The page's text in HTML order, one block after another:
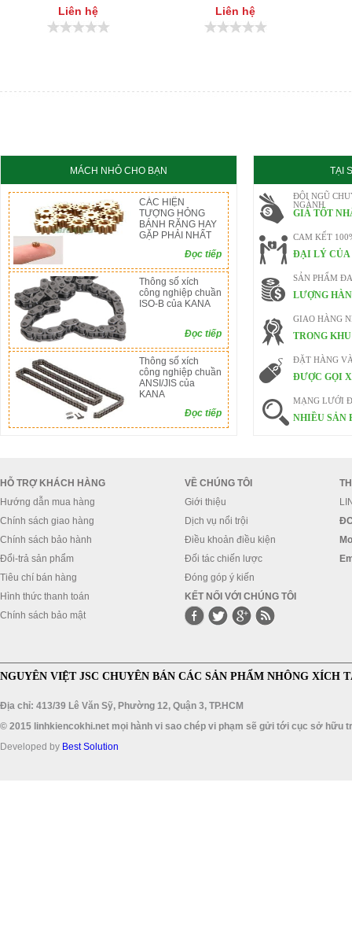
Liên hệ
Liên hệ
MÁCH NHỎ CHO BẠN
CÁC HIỆN
TƯỢNG HỎNG
BÁNH RĂNG HAY
GẶP PHẢI NHẤT
Đọc tiếp
Thông số xích
công nghiệp chuần
ISO-B của KANA
Đọc tiếp
Thông số xích
công nghiệp chuần
ANSI/JIS của
KANA
Đọc tiếp
TẠI
ĐỘI NGŨ
NGÀNH
GIÁ TỐT
CAM KẾT
ĐẠI LÝ CỦA
SẢN PHẨM
LƯỢNG
GIAO HÀNG
TRONG
ĐẶT HÀNG
ĐƯỢC GỌI
MẠNG LƯỚI
NHIỀU SẢN
HỖ TRỢ KHÁCH HÀNG
Hướng dẫn mua hàng
Chính sách giao hàng
Chính sách bảo hành
Đổi-trả sản phẩm
Tiêu chí bán hàng
Hình thức thanh toán
Chính sách bảo mật
VỀ CHÚNG TÔI
Giới thiệu
Dịch vụ nổi trội
Điều khoản điều kiện
Đối tác chiến lược
Đóng góp ý kiến
KẾT NỐI VỚI CHÚNG TÔI
NGUYÊN VIỆT JSC CHUYÊN BÁN CÁC SẢN PHẨM NHÔNG XÍCH
Địa chỉ: 413/39 Lê Văn Sỹ, Phường 12, Quận 3, TP.HCM
© 2015 linhkiencokhi.net mọi hành vi sao chép vi phạm sẽ gửi tới cục sở hữu
Developed by Best Solution